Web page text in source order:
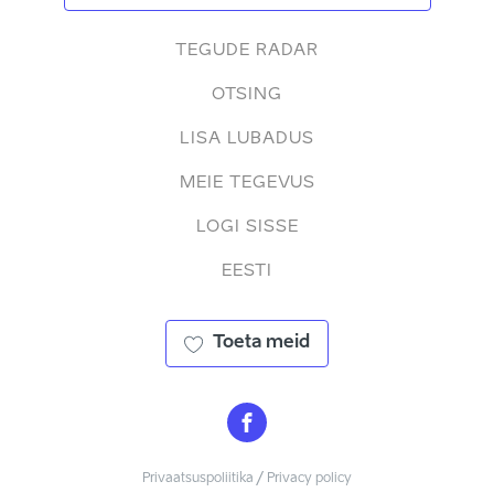
TEGUDE RADAR
OTSING
LISA LUBADUS
MEIE TEGEVUS
LOGI SISSE
EESTI
Toeta meid
Privaatsuspoliitika / Privacy policy